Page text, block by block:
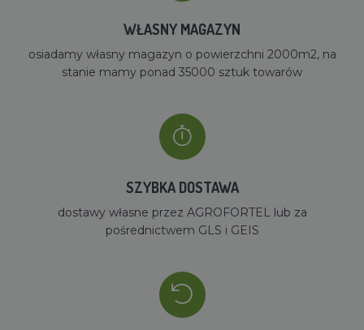
WŁASNY MAGAZYN
osiadamy własny magazyn o powierzchni 2000m2, na
stanie mamy ponad 35000 sztuk towarów
SZYBKA DOSTAWA
dostawy własne przez AGROFORTEL lub za
pośrednictwem GLS i GEIS